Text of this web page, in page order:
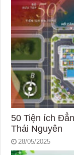
50 Tiện ích
Thái Nguyên
28/05/2025